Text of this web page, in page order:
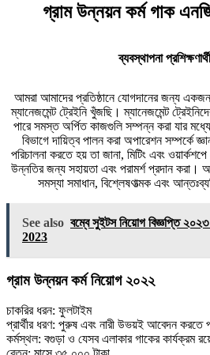
গ্রাম উন্নয়ন কর্ম গাক
ব্যবস্থাপনা
আমরা আমাদের প্রতিষ্ঠানে যোগদানের জন্য
ম্যানেজমেন্ট ট্রেইনি খুঁজছি। ম্যানেজমেন্ট
পারে সমস্ত অর্পিত কাজগুলি সম্পন্ন করা যার
বিভাগে দায়িত্ব পালন করা অপারেশন সম্পর্কে
পরিচালনা করতে হয় তা জানা, মিটিং এবং
উন্নতির জন্য সহায়তা এবং পরামর্শ প্রদান করা।
সমস্যা সমাধান, বিশ্লেষণাত্মক এবং
See also বম্বে সুইটস নিয়োগ বিজ্ঞপ্তি
2023
গ্রাম উন্নয়ন কর্ম নিয়োগ ২০২২
চাকরির ধরন: ফুলটাইম
প্রার্থীর ধরণ: পুরুষ এবং নারী উভয়ই আবেদন করতে
কর্মস্থল: বগুড়া ও যেসব এলাকার গাকের কার্যক্রম